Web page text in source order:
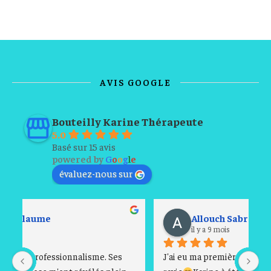
AVIS GOOGLE
Bouteilly Karine Thérapeute
5.0
Basé sur 15 avis
powered byGoogle
évaluez-nous sur
J'ai eu ma première séance jeudi 30/10, je suis